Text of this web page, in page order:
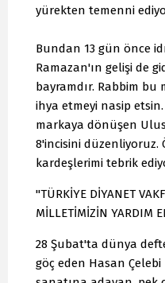
yürekten temenni
Bundan 13 gün önce
Ramazan'ın gelişi de
bayramdır. Rabbim bu
ihya etmeyi nasip
markaya dönüşen
8'incisini düzenliyoruz.
kardeşlerimi tebrik
"TÜRKİYE DİYANET
MİLLETİMİZİN YARDIM
28 Şubat'ta dünya
göç eden Hasan